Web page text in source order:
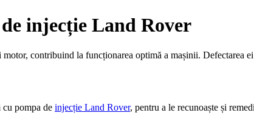
injecție Land Rover
contribuind la funcționarea optimă a mașinii. Defectarea
cu pompa de injecție Land Rover, pentru a le recunoaște și